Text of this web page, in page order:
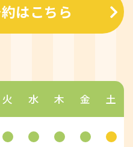
はこちら
火 水 木 金 土